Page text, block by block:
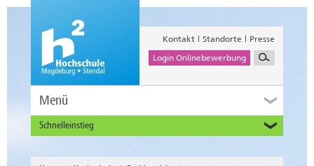
Kontakt Standorte
Presse
Login Onlinebewerbung
Menü
Schnelleinstieg